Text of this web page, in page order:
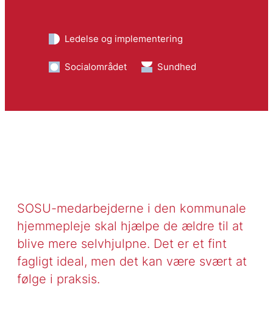
Ledelse og implementering
Socialområdet Sundhed
SOSU-medarbejderne i den kommunale
hjemmepleje skal hjælpe de ældre til at
blive mere selvhjulpne. Det er et fint
fagligt ideal, men det kan være svært at
følge i praksis.